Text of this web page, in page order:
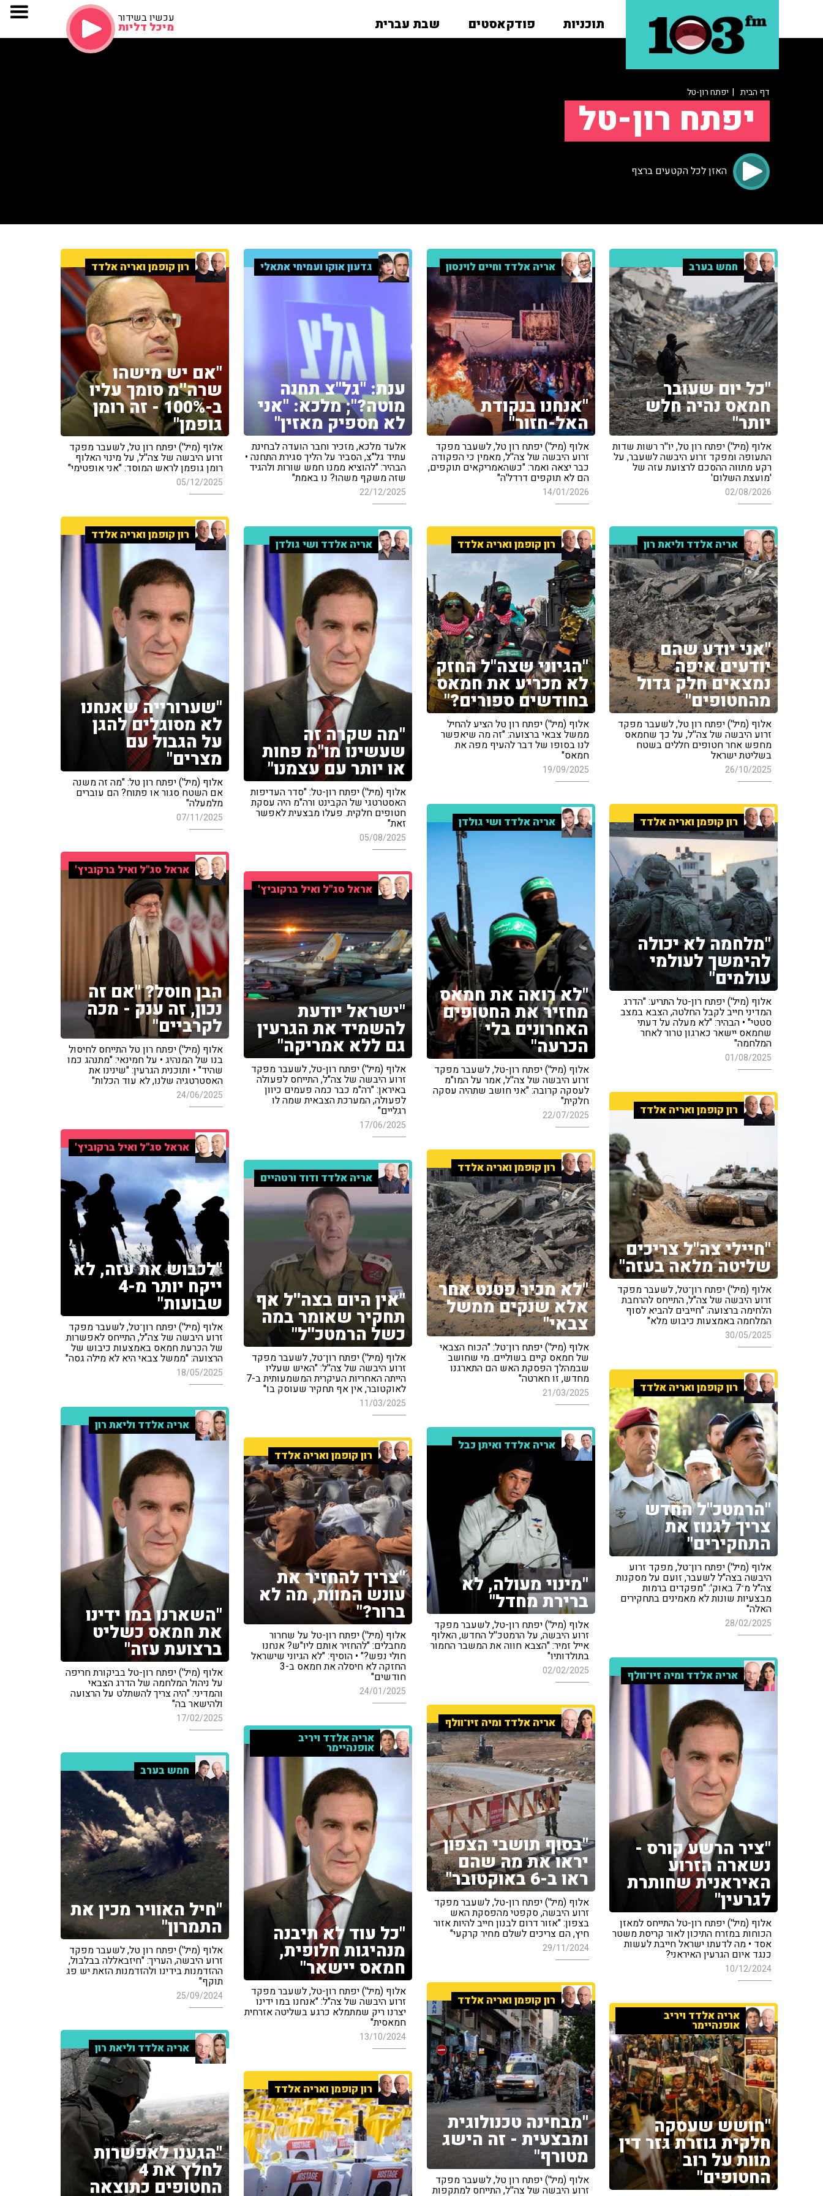
תוכניות פודקאסטים שבת עברית עכשיו בשידור
מיכל דליות
דף הבית | יפתח רון-טל
יפתח רון-טל
האזן לכל הקטעים ברצף
חמש בערב
"כל יום שעובר
חמאס נהיה חלש
יותר"
אלוף (מיל') יפתח רון טל, יו''ר רשות שדות
התעופה ומפקד זרוע היבשה לשעבר, על
רקע מתווה ההסכם לרצועת עזה של
'מועצת השלום'
02/08/2026
אריה אלדד וחיים לוינסון
"אנחנו בנקודת
האל-חזור"
אלוף (מיל') יפתח רון טל, לשעבר מפקד
זרוע היבשה של צה''ל, מאמין כי הפקודה
כבר יצאה ואמר: "כשהאמריקאים תוקפים,
הם לא תוקפים דרדל'ה"
14/01/2026
גדעון אוקו ועמיחי אתאלי
ענת: "גל"צ תחנה
מוטה?"; מלכא: "אני
לא מספיק מאזין"
אלעד מלכא, מזכיר וחבר הועדה לבחינת
עתיד גל"צ, הסביר על הליך סגירת התחנה •
הבהיר: "להוציא ממנו חמש שורות ולהגיד
שזה משקף משהו? נו באמת"
22/12/2025
רון קופמן ואריה אלדד
"אם יש מישהו
שרה''מ סומך עליו
ב-100% - זה רומן
גופמן"
אלוף (מיל') יפתח רון טל, לשעבר מפקד
זרוע היבשה של צה''ל, על מינוי האלוף
רומן גופמן לראש המוסד: "אני אופטימי"
05/12/2025
רון קופמן ואריה אלדד
"שערורייה שאנחנו
לא מסוגלים להגן
על הגבול עם
מצרים"
אלוף (מיל') יפתח רון טל: "מה זה משנה
אם השטח סגור או פתוח? הם עוברים
מלמעלה"
07/11/2025
אריה אלדד וליאת רון
"אני יודע שהם
יודעים איפה
נמצאים חלק גדול
מהחטופים"
אלוף (מיל') יפתח רון טל, לשעבר מפקד
זרוע היבשה של צה''ל, על כך שחמאס
מחפש אחר חטופים חללים בשטח
בשליטת ישראל
26/10/2025
רון קופמן ואריה אלדד
"הגיוני שצה"ל החזק
לא מכריע את חמאס
בחודשים ספורים?"
אלוף (מיל') יפתח רון טל הציע להחיל
ממשל צבאי ברצועה: "זה מה שיאפשר
לנו בסופו של דבר להעיף מפה את
חמאס"
19/09/2025
אריה אלדד ושי גולדן
"מה שקרה זה
שעשינו מו"מ פחות
או יותר עם עצמנו"
אלוף (מיל') יפתח רון-טל: "סדר העדיפות
האסטרטגי של הקבינט ורה"מ היה עסקת
חטופים חלקית. פעלו מבצעית לאפשר
זאת"
05/08/2025
רון קופמן ואריה אלדד
"מלחמה לא יכולה
להימשך לעולמי
עולמים"
אלוף (מיל') יפתח רון-טל התריע: "הדרג
המדיני חייב לקבל החלטה, הצבא במצב
סטטי" • הבהיר: "לא מעלה על דעתי
שחמאס יישאר כארגון טרור לאחר
המלחמה"
01/08/2025
אריה אלדד ושי גולדן
"לא רואה את חמאס
מחזיר את החטופים
האחרונים בלי
הכרעה"
אלוף (מיל') יפתח רון-טל, לשעבר מפקד
זרוע היבשה של צה''ל, אמר על המו"מ
לעסקה קרובה: "אני חושב שתהיה עסקה
חלקית"
22/07/2025
אראל סג"ל ואיל ברקוביץ'
הבן חוסל? "אם זה
נכון, זה ענק - מכה
לקרביים"
אלוף (מיל') יפתח רון טל התייחס לחיסול
בנו של המנהיג • על חמינאי: "מתנהג כמו
שהיד" • ותוכנית הגרעין: "שינינו את
האסטרטגיה שלנו, לא עוד הכלות"
24/06/2025
אראל סג"ל ואיל ברקוביץ'
"ישראל יודעת
להשמיד את הגרעין
גם ללא אמריקה"
אלוף (מיל') יפתח רון-טל, לשעבר מפקד
זרוע היבשה של צה"ל, התייחס לפעולה
באיראן: "רה"מ כבר כמה פעמים כיוון
לפעולה, המערכת הצבאית שמה לו
רגליים"
17/06/2025
רון קופמן ואריה אלדד
"חיילי צה"ל צריכים
שליטה מלאה בעזה"
אלוף (מיל') יפתח רון־טל, לשעבר מפקד
זרוע היבשה של צה"ל, התייחס להרחבת
הלחימה ברצועה: "חייבים להביא לסוף
המלחמה באמצעות כיבוש מלא"
30/05/2025
אראל סג"ל ואיל ברקוביץ'
"לכבוש את עזה, לא
ייקח יותר מ-4
שבועות"
אלוף (מיל') יפתח רון־טל, לשעבר מפקד
זרוע היבשה של צה"ל, התייחס לאפשרות
של הכרעת חמאס באמצעות כיבוש של
הרצועה: "ממשל צבאי היא לא מילה גסה"
18/05/2025
רון קופמן ואריה אלדד
"לא מכיר פטנט אחר
אלא שנקים ממשל
צבאי"
אלוף (מיל') יפתח רון־טל: "הכוח הצבאי
של חמאס קיים בשוליים. מי שחושב
שבמהלך הפסקת האש הם התארגנו
מחדש, זו חארטה"
21/03/2025
אריה אלדד ודוד ורטהיים
"אין היום בצה''ל אף
תחקיר שאומר במה
כשל הרמטכ''ל"
אלוף (מיל') יפתח רון־טל, לשעבר מפקד
זרוע היבשה של צה''ל: "האיש שעליו
הייתה האחריות העיקרית המשמעותית ב-7
לאוקטובר, אין אף תחקיר שעוסק בו"
11/03/2025
רון קופמן ואריה אלדד
"הרמטכ"ל החדש
צריך לגנוז את
התחקירים"
אלוף (מיל') יפתח רון־טל, מפקד זרוע
היבשה בצה"ל לשעבר, זועם על מסקנות
צה"ל מ־7 באוק': "מפקדים ברמות
מבצעיות שונות לא מאמינים בתחקירים
האלה"
28/02/2025
אריה אלדד וליאת רון
"השארנו במו ידינו
את חמאס כשליט
ברצועת עזה"
אלוף (מיל') יפתח רון-טל בביקורת חריפה
על ניהול המלחמה של הדרג הצבאי
והמדיני: "היה צריך להשתלט על הרצועה
ולהישאר בה"
17/02/2025
אריה אלדד ואיתן כבל
"מינוי מעולה, לא
ברירת מחדל"
אלוף (מיל') יפתח רון-טל, לשעבר מפקד
זרוע היבשה, על הרמטכ''ל החדש, האלוף
אייל זמיר: "הצבא חווה את המשבר החמור
בתולדותיו"
02/02/2025
רון קופמן ואריה אלדד
"צריך להחזיר את
עונש המוות, מה לא
ברור?"
אלוף (מיל') יפתח רון-טל על שחרור
מחבלים: "להחזיר אותם ליו"ש? אנחנו
חולי נפש?" • הוסיף: "לא הגיוני שישראל
החזקה לא חיסלה את חמאס ב-3
חודשים"
24/01/2025
אריה אלדד ומיה זיו־וולף
"ציר הרשע קורס -
נשארה הזרוע
האיראנית שחותרת
לגרעין"
אלוף (מיל') יפתח רון-טל התייחס למאזן
הכוחות במזרח התיכון לאור קריסת משטר
אסד • מה לדעתו ישראל חייבת לעשות
כנגד איום הגרעין האיראני?
10/12/2024
אריה אלדד ומיה זיו־וולף
"בסוף תושבי הצפון
יראו את מה שהם
ראו ב-6 באוקטובר"
אלוף (מיל') יפתח רון-טל, לשעבר מפקד
זרוע היבשה, סקפטי מהפסקת האש
בצפון: "אזור דרום לבנון חייב להיות אזור
חיץ, הם צריכים לשלם מחיר קרקעי"
29/11/2024
אריה אלדד ויריב
אופנהיימר
"כל עוד לא תיבנה
מנהיגות חלופית,
חמאס יישאר"
אלוף (מיל') יפתח רון-טל, לשעבר מפקד
זרוע היבשה של צה"ל: "אנחנו במו ידינו
יצרנו ריק שמתמלא כרגע בשליטה אזרחית
חמאסית"
13/10/2024
חמש בערב
"חיל האוויר מכין את
התמרון"
אלוף (מיל') יפתח רון טל, לשעבר מפקד
זרוע היבשה, העריך: "חיזבאללה בבלבול,
ההזדמנות בידינו ולהזדמנות הזאת יש פג
תוקף"
25/09/2024 רון קופמן ואריה אלדד
"מבחינה טכנולוגית
ומבצעית - זה הישג
מטורף"
אלוף (מיל') יפתח רון טל, לשעבר מפקד
זרוע היבשה של צה''ל, התייחס למתקפות
אריה אלדד ויריב
אופנהיימר
"חושש שעסקה
חלקית גוזרת גזר דין
מוות על רוב
החטופים"
אריה אלדד וליאת רון
"הגענו לאפשרות
לחלץ את 4
החטופים כתוצאה
רון קופמן ואריה אלדד